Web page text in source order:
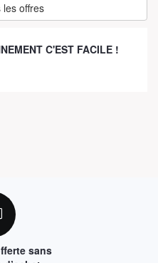
les offres
C'EST FACILE !
sans